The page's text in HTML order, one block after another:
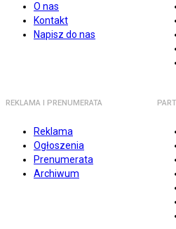
O nas
Kontakt
Napisz do nas
REKLAMA I PRENUMERATA
Reklama
Ogłoszenia
Prenumerata
Archiwum